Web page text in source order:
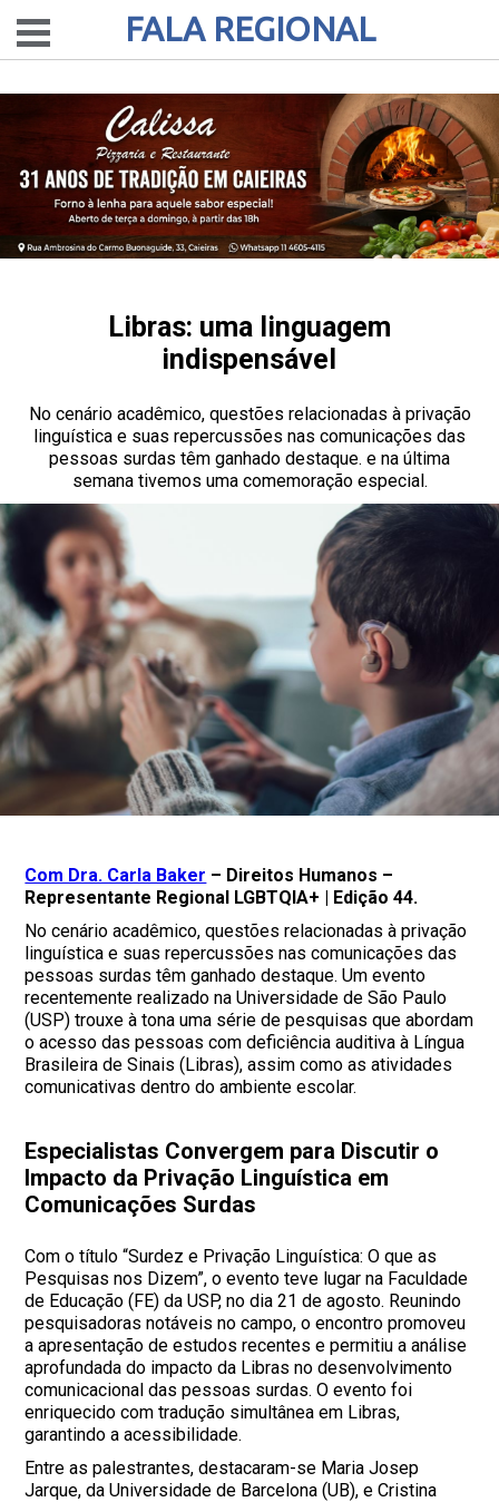
FALA REGIONAL
Libras: uma linguagem
indispensável
No cenário acadêmico, questões relacionadas à privação
linguística e suas repercussões nas comunicações das
pessoas surdas têm ganhado destaque. e na última
semana tivemos uma comemoração especial.
Com Dra. Carla Baker – Direitos Humanos –
Representante Regional LGBTQIA+ | Edição 44.
No cenário acadêmico, questões relacionadas à privação
linguística e suas repercussões nas comunicações das
pessoas surdas têm ganhado destaque. Um evento
recentemente realizado na Universidade de São Paulo
(USP) trouxe à tona uma série de pesquisas que abordam
o acesso das pessoas com deficiência auditiva à Língua
Brasileira de Sinais (Libras), assim como as atividades
comunicativas dentro do ambiente escolar.
Especialistas Convergem para Discutir o
Impacto da Privação Linguística em
Comunicações Surdas
Com o título “Surdez e Privação Linguística: O que as
Pesquisas nos Dizem”, o evento teve lugar na Faculdade
de Educação (FE) da USP, no dia 21 de agosto. Reunindo
pesquisadoras notáveis no campo, o encontro promoveu
a apresentação de estudos recentes e permitiu a análise
aprofundada do impacto da Libras no desenvolvimento
comunicacional das pessoas surdas. O evento foi
enriquecido com tradução simultânea em Libras,
garantindo a acessibilidade.
Entre as palestrantes, destacaram-se Maria Josep
Jarque, da Universidade de Barcelona (UB), e Cristina